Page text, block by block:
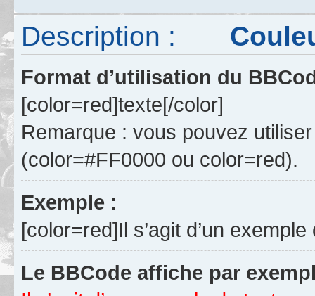
Description :
Format d’utilisation du
[color=red]texte[/color]
Remarque : vous pouvez
(color=#FF0000 ou color=red).
Exemple :
[color=red]Il s’agit d’un
Le BBCode affiche par